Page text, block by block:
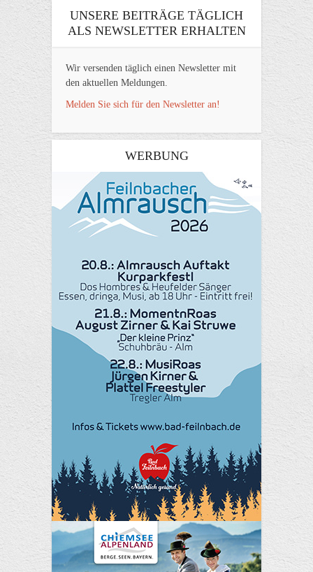
UNSERE BEITRÄGE TÄGLICH
ALS NEWSLETTER ERHALTEN
Wir versenden täglich einen Newsletter mit
den aktuellen Meldungen.
Melden Sie sich für den Newsletter an!
WERBUNG